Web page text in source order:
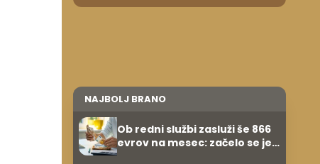
NAJBOLJ BRANO
Ob redni službi zasluži še 866
evrov na mesec: začelo se je